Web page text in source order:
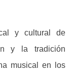
y cultural de
y la tradición
musical en los